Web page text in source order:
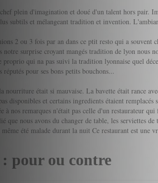
plein d'imagination et doué d'un talent hors pair.
subtils et mélangeant tradition et invention.
2 ou 3 fois par an dans ce ptit resto qui a
notre surprise croyant mangés tradition de lyon nous
proprio qui na pas suivi la tradition lyonnaise quel
réputés pour ses bons petits bouchons...
nourriture était si mauvaise. La bavette était rance
disponibles et certains ingredients étaient
à nos remarques n'était pas celle d'un restaurateur
que nous avons du changer de table, les serviettes
même été malade durant la nuit Ce restaurant est une
: pour ou contre